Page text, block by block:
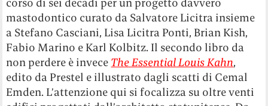
corso di sei decadi per un progetto davvero
mastodontico curato da Salvatore Licitra insieme
a Stefano Casciani, Lisa Licitra Ponti, Brian Kish,
Fabio Marino e Karl Kolbitz. Il secondo libro da
non perdere è invece The Essential Louis Kahn,
edito da Prestel e illustrato dagli scatti di Cemal
Emden. L’attenzione qui si focalizza su oltre venti